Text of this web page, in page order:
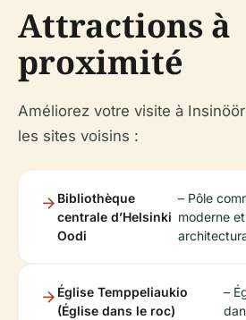
Attractions à
proximité
Améliorez votre visite à
les sites voisins :
Bibliothèque
centrale d’Helsinki
Oodi
– Pôle
moderne
Église Temppeliaukio
(Église dans le roc)
–